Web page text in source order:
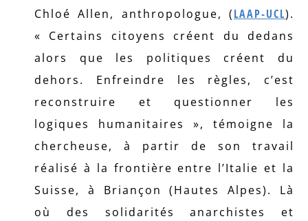
Chloé Allen, anthropologue, (LAAP-UCL).
« Certains citoyens créent du dedans
alors que les politiques créent du
dehors. Enfreindre les règles, c’est
reconstruire et questionner les
logiques humanitaires », témoigne la
chercheuse, à partir de son travail
réalisé à la frontière entre l’Italie et la
Suisse, à Briançon (Hautes Alpes). Là
où des solidarités anarchistes et